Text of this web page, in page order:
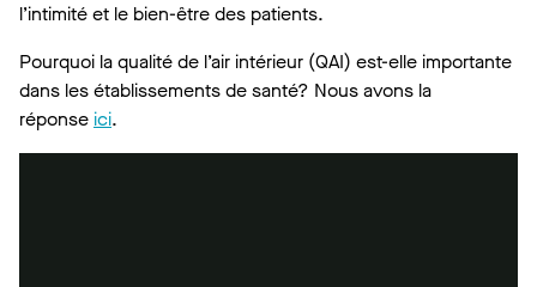
l’intimité et le bien-être des patients.
Pourquoi la qualité de l’air intérieur (QAI) est-elle importante
dans les établissements de santé? Nous avons la
réponse ici.